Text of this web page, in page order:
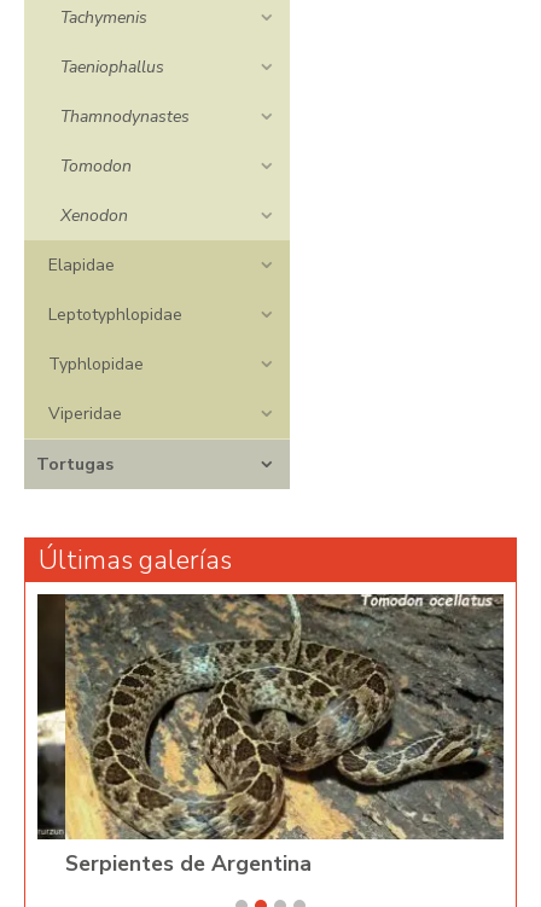
Tachymenis
Taeniophallus
Thamnodynastes
Tomodon
Xenodon
Elapidae
Leptotyphlopidae
Typhlopidae
Viperidae
Tortugas
Últimas galerías
Serpientes de Argentina